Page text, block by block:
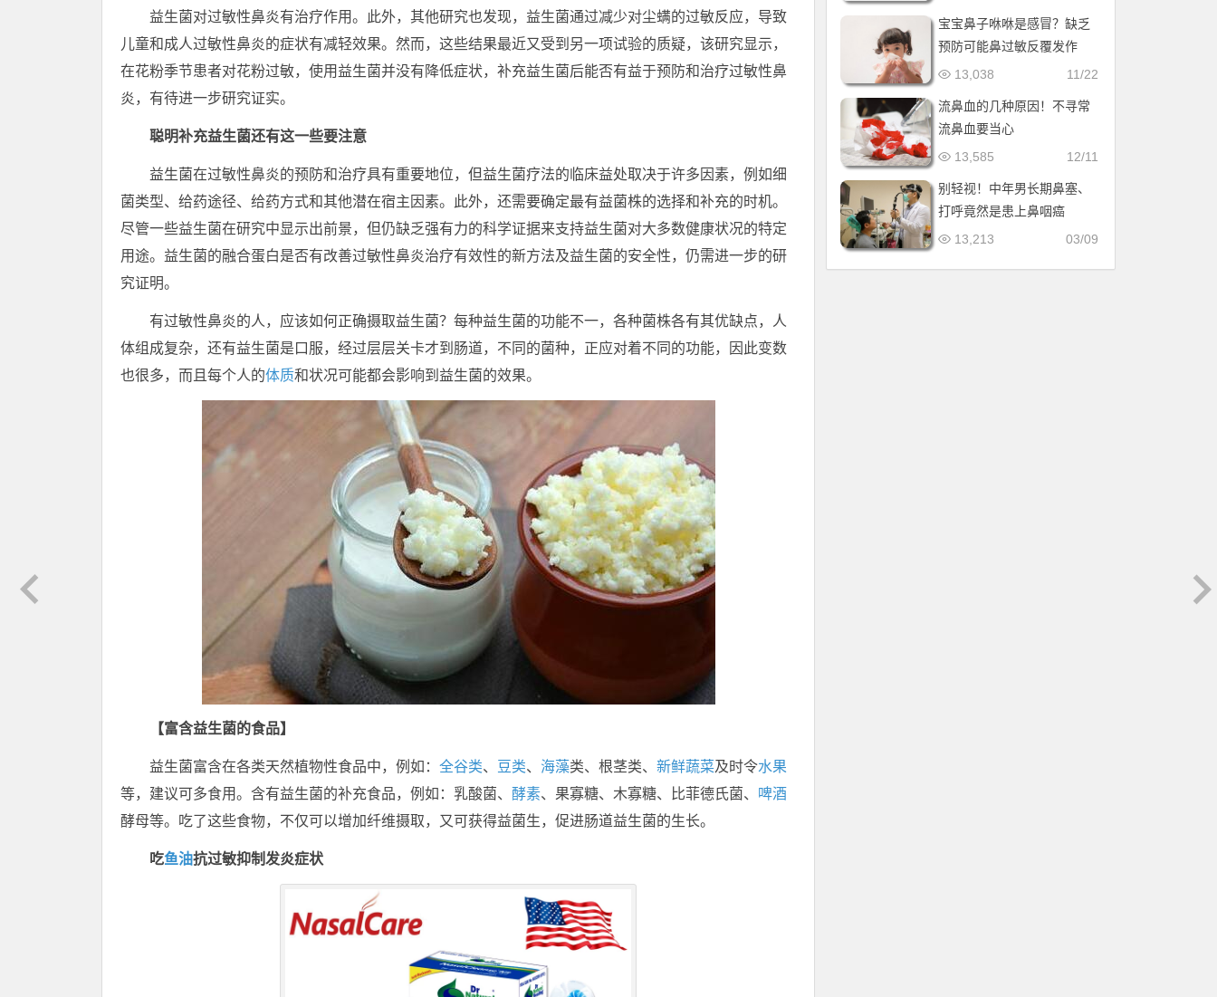
益生菌对过敏性鼻炎有治疗作用。此外，其他研究也发现，益生菌通过减少对尘螨的过敏反应，导致
儿童和成人过敏性鼻炎的症状有减轻效果。然而，这些结果最近又受到另一项试验的质疑，该研究显示，
在花粉季节患者对花粉过敏，使用益生菌并没有降低症状，补充益生菌后能否有益于预防和治疗过敏性鼻
炎，有待进一步研究证实。
聪明补充益生菌还有这一些要注意
益生菌在过敏性鼻炎的预防和治疗具有重要地位，但益生菌疗法的临床益处取决于许多因素，例如细
菌类型、给药途径、给药方式和其他潜在宿主因素。此外，还需要确定最有益菌株的选择和补充的时机。
尽管一些益生菌在研究中显示出前景，但仍缺乏强有力的科学证据来支持益生菌对大多数健康状况的特定
用途。益生菌的融合蛋白是否有改善过敏性鼻炎治疗有效性的新方法及益生菌的安全性，仍需进一步的研
究证明。
有过敏性鼻炎的人，应该如何正确摄取益生菌？每种益生菌的功能不一，各种菌株各有其优缺点，人
体组成复杂，还有益生菌是口服，经过层层关卡才到肠道，不同的菌种，正应对着不同的功能，因此变数
也很多，而且每个人的体质和状况可能都会影响到益生菌的效果。
【富含益生菌的食品】
益生菌富含在各类天然植物性食品中，例如： 全谷类、 豆类、 海藻类、根茎类、 新鲜蔬菜及时令水果
等，建议可多食用。含有益生菌的补充食品，例如：乳酸菌、 酵素、果寡糖、木寡糖、比菲德氏菌、 啤酒
酵母等。吃了这些食物，不仅可以增加纤维摄取，又可获得益菌生，促进肠道益生菌的生长。
吃鱼油抗过敏抑制发炎症状
宝宝鼻子咻咻是感冒？缺乏
预防可能鼻过敏反覆发作
11/22
13,038
流鼻血的几种原因！不寻常
流鼻血要当心
12/11
13,585
别轻视！中年男长期鼻塞、
打呼竟然是患上鼻咽癌
03/09
13,213